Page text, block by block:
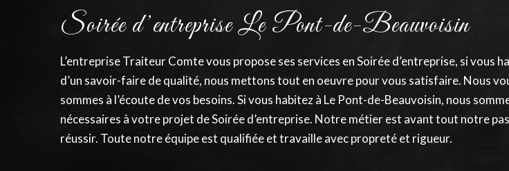
Soirée d’entreprise Le Pont-de-Beauvoisin
L’entreprise Traiteur Comte vous propose ses services en Soirée d’entreprise, si vous
d’un savoir-faire de qualité, nous mettons tout en oeuvre pour vous satisfaire. Nous
sommes à l’écoute de vos besoins. Si vous habitez à Le Pont-de-Beauvoisin, nous
nécessaires à votre projet de Soirée d’entreprise. Notre métier est avant tout notre
réussir. Toute notre équipe est qualifiée et travaille avec propreté et rigueur.